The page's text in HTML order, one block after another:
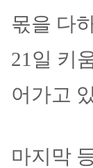
몫을 다
21일 키
어가고
마지막